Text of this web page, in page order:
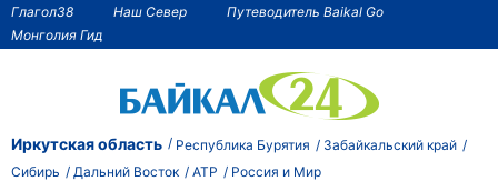
Глагол38 Наш Север
Путеводитель Baikal Go
Монголия Гид
Иркутская область Республика Бурятия
Забайкальский край
Сибирь
Дальний Восток АТР Россия и Мир